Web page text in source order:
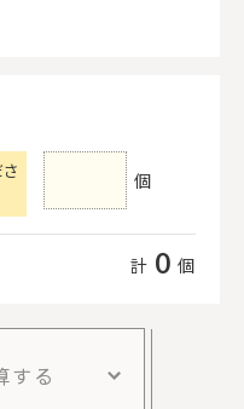
個
計 0 個
する